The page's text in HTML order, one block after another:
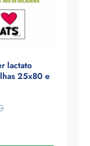
lactato
25x80 e